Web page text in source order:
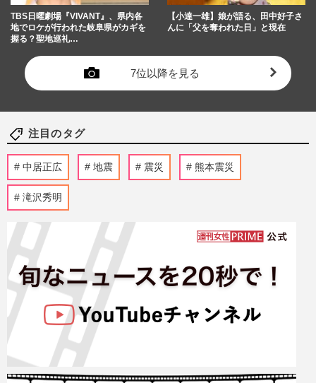
TBS日曜劇場『VIVANT』、県内各
地でロケが行われた岐阜県がカギを
握る？聖地巡礼…
【小達一雄】娘が語る、田中好子さ
んに「父を奪われた日」と現在
7位以降を見る
注目のタグ
中居正広 地震 震災 熊本震災
滝沢秀明